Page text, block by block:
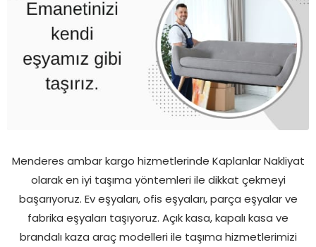
Menderes ambar kargo hizmetlerinde Kaplanlar Nakliyat
olarak en iyi taşıma yöntemleri ile dikkat çekmeyi
başarıyoruz. Ev eşyaları, ofis eşyaları, parça eşyalar ve
fabrika eşyaları taşıyoruz. Açık kasa, kapalı kasa ve
brandalı kaza araç modelleri ile taşıma hizmetlerimizi